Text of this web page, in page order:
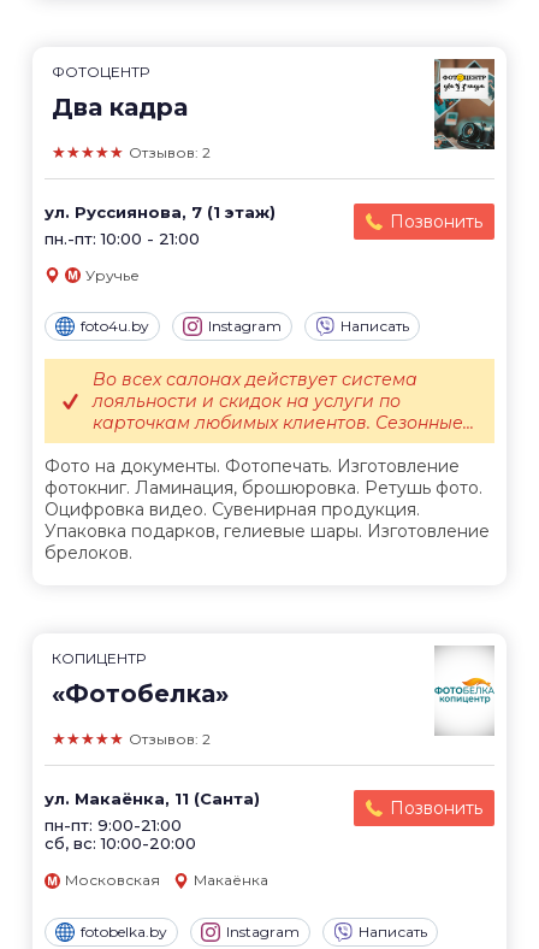
ФОТОЦЕНТР
Два кадра
★★★★★ Отзывов: 2
ул. Руссиянова, 7 (1 этаж)
пн.-пт: 10:00 - 21:00
Позвонить
Уручье
foto4u.by Instagram Написать
Фото на документы. Фотопечать. Изготовление
фотокниг. Ламинация, брошюровка. Ретушь фото.
Оцифровка видео. Сувенирная продукция.
Упаковка подарков, гелиевые шары. Изготовление
брелоков.
Во всех салонах действует система
лояльности и скидок на услуги по
карточкам любимых клиентов. Сезонные...
КОПИЦЕНТР
«Фотобелка»
★★★★★ Отзывов: 2
ул. Макаёнка, 11 (Санта)
пн-пт: 9:00-21:00
сб, вс: 10:00-20:00
Позвонить
Московская Макаёнка
fotobelka.by Instagram Написать